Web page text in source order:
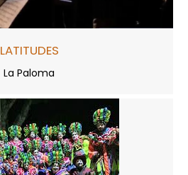
LATITUDES
La Paloma